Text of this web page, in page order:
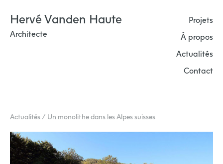
to
content
Hervé Vanden Haute
Architecte
Projets
À propos
Actualités
Contact
Actualités / Un monolithe dans les Alpes suisses